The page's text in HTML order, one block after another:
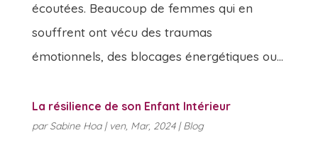
écoutées. Beaucoup de femmes qui en
souffrent ont vécu des traumas
émotionnels, des blocages énergétiques ou...
La résilience de son Enfant Intérieur
parSabine Hoa| ven, Mar, 2024|Blog